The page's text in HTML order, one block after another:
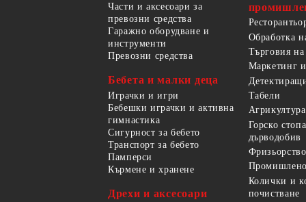
Части и аксесоари за
превозни средства
Гаражно оборудване и
инструменти
Превозни средства
Бебета и малки деца
Играчки и игри
Бебешки играчки и активна
гимнастика
Сигурност за бебето
Транспорт за бебето
Памперси
Кърмене и хранене
Дрехи и аксесоари
Обработка
Търговия
Маркетинг
Табели
Агрикултура
Горско
дърводобив
Колички и
почистване